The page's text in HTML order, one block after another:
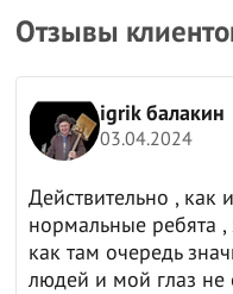
Отзывы
igrik балакин
03.04.2024
Действительно , как
нормальные ребята
как там очередь
людей и мой глаз не